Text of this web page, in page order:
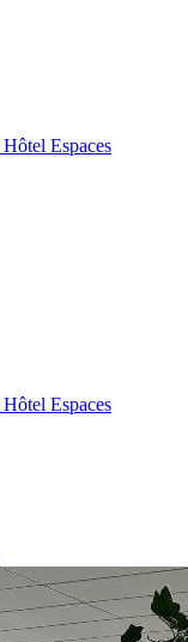
Hôtel Espaces
Hôtel Espaces